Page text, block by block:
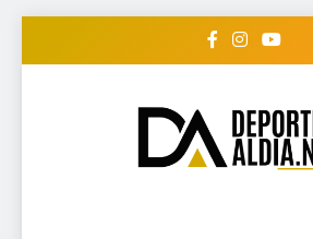
•
#deportealdiard